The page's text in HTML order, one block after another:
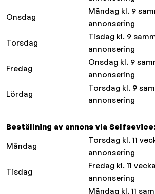
Onsdag
Måndag kl. 9
annonsering
Torsdag
Tisdag kl. 9
annonsering
Fredag
Onsdag kl. 9
annonsering
Lördag
Torsdag kl. 9
annonsering
Beställning av annons via Selfsevice:
Måndag
Torsdag kl. 11
annonsering
Tisdag
Fredag kl. 11
annonsering
Måndag kl. 11